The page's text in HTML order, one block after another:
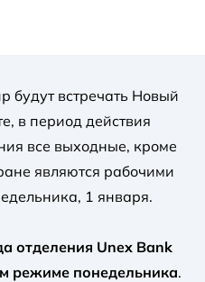
будут встречать Новый
в период действия
все выходные, кроме
являются рабочими
1 января.
отделения Unex Bank
режиме понедельника.